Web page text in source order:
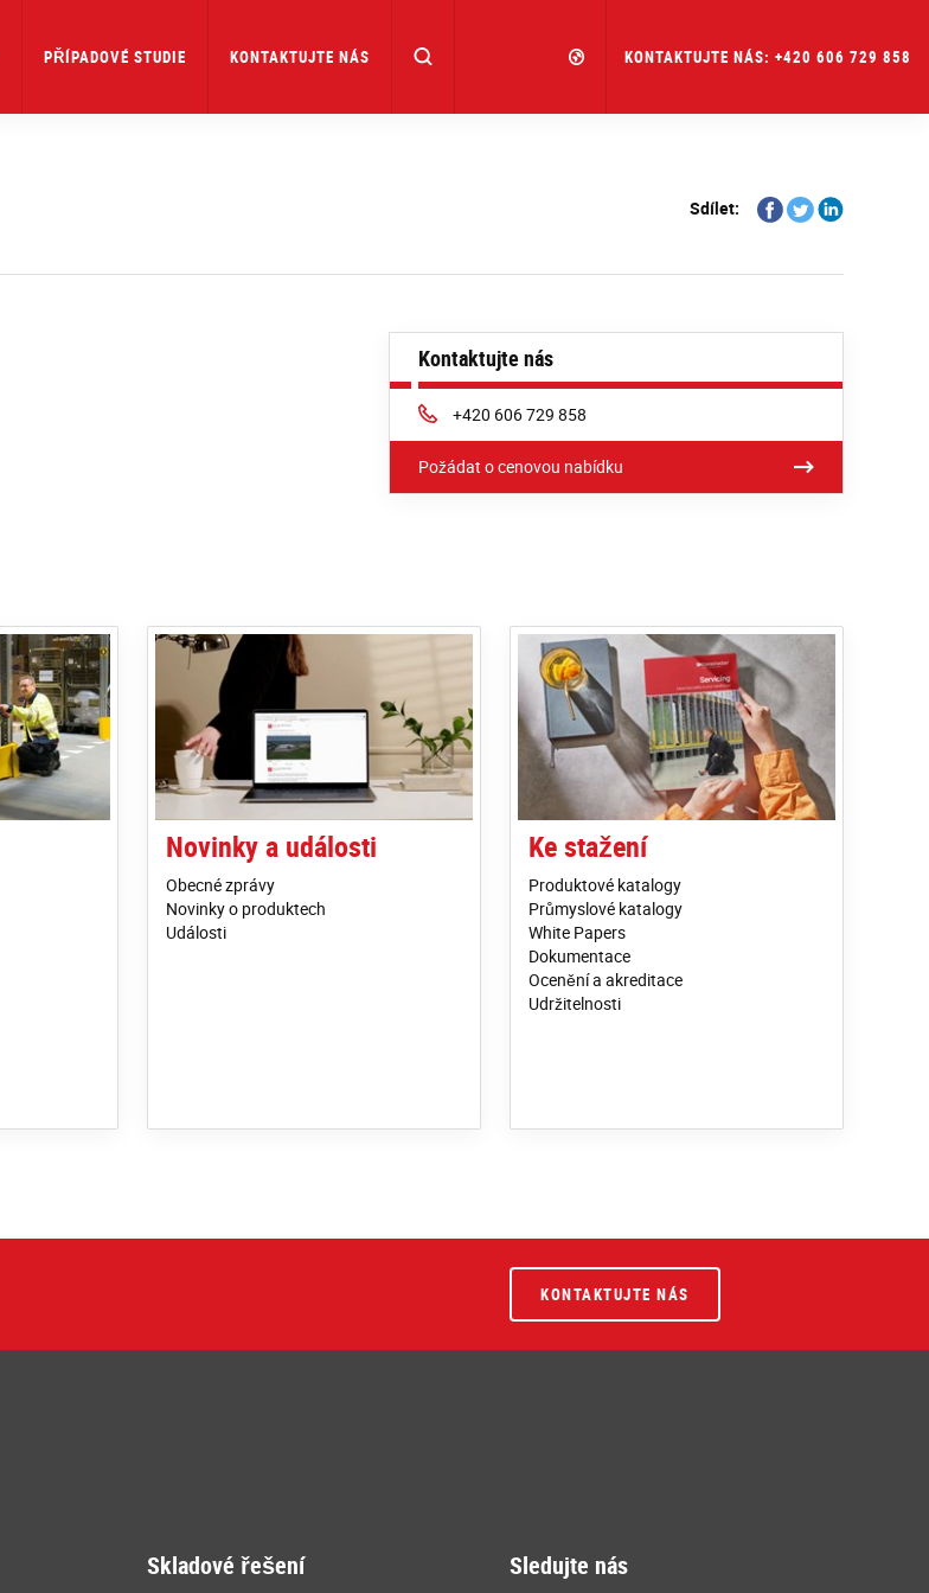
PŘÍPADOVÉ STUDIE KONTAKTUJTE NÁS KONTAKTUJTE NÁS: +420 606 729 858
Sdílet:
Share
on
Share
on
Share
Kontaktujte nás
Phone:
+420 606 729 858
Požádat o cenovou nabídku
Novinky a události
Obecné zprávy
Novinky o produktech
Události
Ke stažení
Produktové katalogy
Průmyslové katalogy
White Papers
Dokumentace
Ocenění a akreditace
Udržitelnosti
KONTAKTUJTE NÁS
Skladové řešení Sledujte nás